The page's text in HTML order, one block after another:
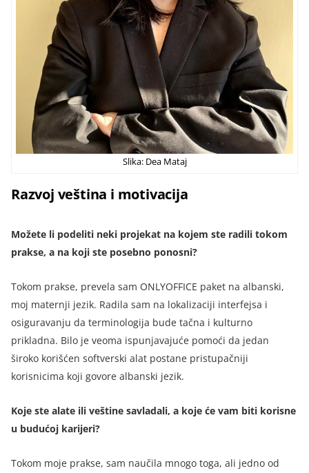
Slika: Dea Mataj
Razvoj veština i motivacija
Možete li podeliti neki projekat na kojem ste radili tokom
prakse, a na koji ste posebno ponosni?
Tokom prakse, prevela sam ONLYOFFICE paket na albanski,
moj maternji jezik. Radila sam na lokalizaciji interfejsa i
osiguravanju da terminologija bude tačna i kulturno
prikladna. Bilo je veoma ispunjavajuće pomoći da jedan
široko korišćen softverski alat postane pristupačniji
korisnicima koji govore albanski jezik.
Koje ste alate ili veštine savladali, a koje će vam biti korisne
u budućoj karijeri?
Tokom moje prakse, sam naučila mnogo toga, ali jedno od